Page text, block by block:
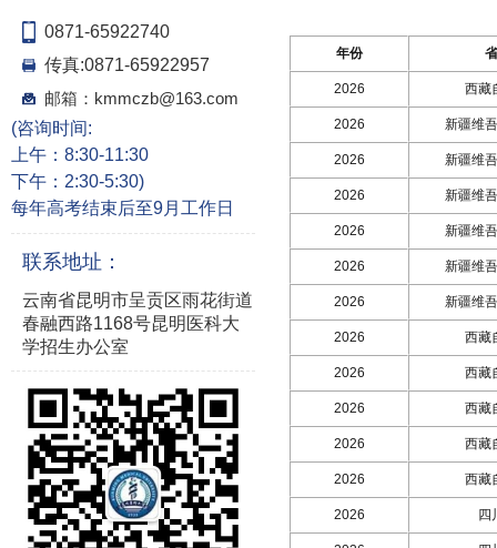
0871-65922740
传真:0871-65922957
邮箱：kmmczb@163.com
(咨询时间:
上午：8:30-11:30
下午：2:30-5:30)
每年高考结束后至9月工作日
联系地址：
云南省昆明市呈贡区雨花街道
春融西路1168号昆明医科大
学招生办公室
年份
2026 西藏
2026 新疆维
2026 新疆维
2026 新疆维
2026 新疆维
2026 新疆维
2026 新疆维
2026 西藏
2026 西藏
2026 西藏
2026 西藏
2026 西藏
2026 四